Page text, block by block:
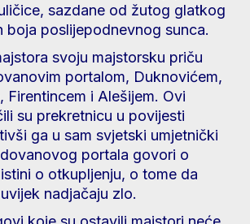
sazdane od žutog glatkog
boja poslijepodnevnog sunca.
svoju majstorsku priču
portalom, Duknovićem,
Firentincem i Alešijem. Ovi
su prekretnicu u povijesti
ga u sam svjetski umjetnički
portala govori o
o otkupljenju, o tome da
nadjačaju zlo.